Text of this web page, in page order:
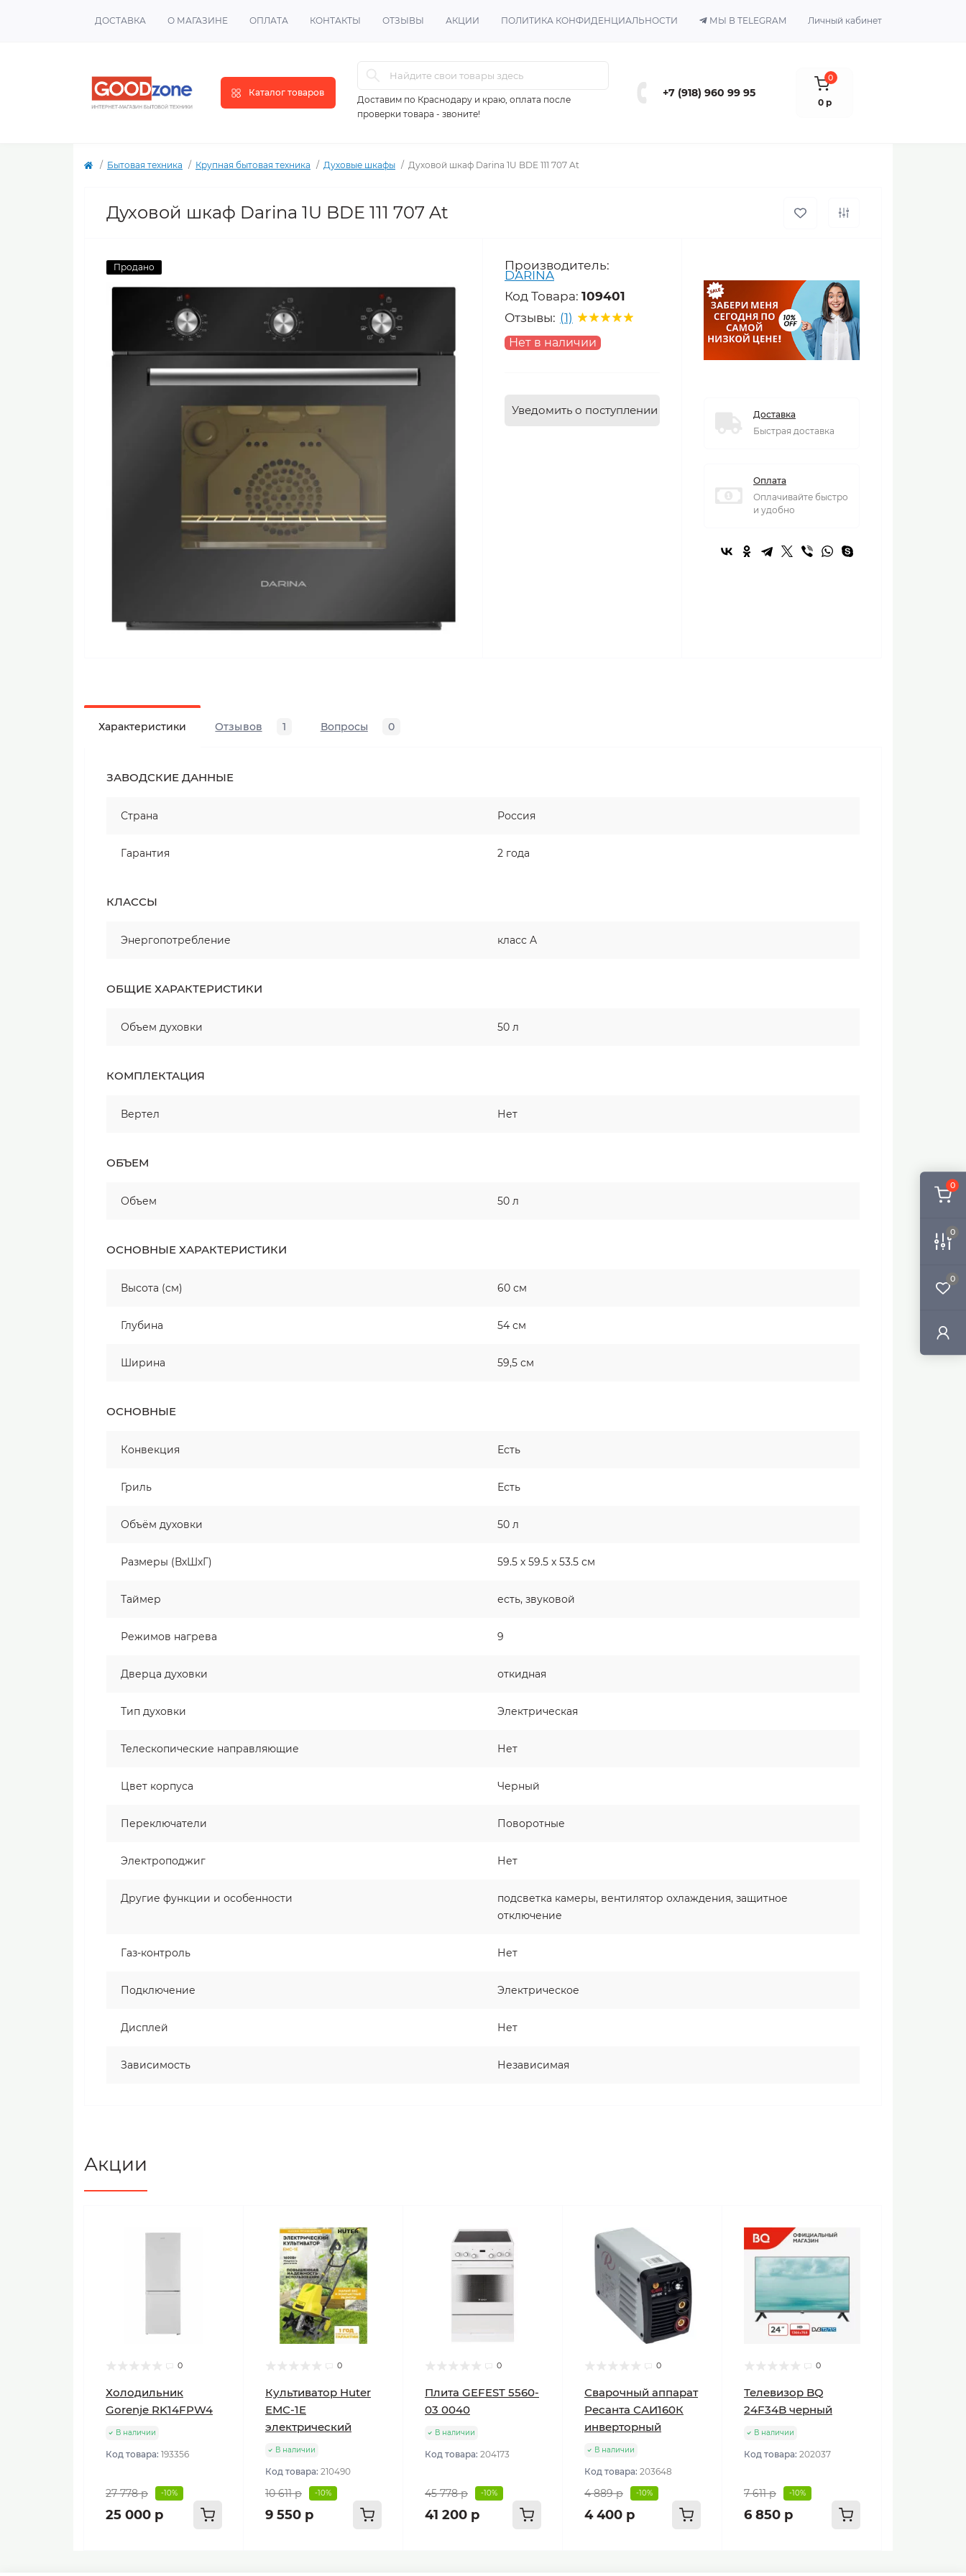
0
0
0
ДОСТАВКА О МАГАЗИНЕ ОПЛАТА КОНТАКТЫ ОТЗЫВЫ АКЦИИ ПОЛИТИКА КОНФИДЕНЦИАЛЬНОСТИ МЫ В TELEGRAM Личный кабинет
Каталог товаров
Доставим по Краснодару и краю, оплата после
проверки товара - звоните!
+7 (918) 960 99 95
0
0 р
Бытовая техника Крупная бытовая техника Духовые шкафы Духовой шкаф Darina 1U BDE 111 707 At
Духовой шкаф Darina 1U BDE 111 707 At
Продано Производитель:
DARINA
Код Товара: 109401
Отзывы: (1)
Нет в наличии
Уведомить о поступлении
Доставка
Быстрая доставка
Оплата
Оплачивайте быстро
и удобно
Характеристики Отзывов 1 Вопросы 0
ЗАВОДСКИЕ ДАННЫЕ
Страна Россия
Гарантия 2 года
КЛАССЫ
Энергопотребление класс A
ОБЩИЕ ХАРАКТЕРИСТИКИ
Объем духовки 50 л
КОМПЛЕКТАЦИЯ
Вертел Нет
ОБЪЕМ
Объем 50 л
ОСНОВНЫЕ ХАРАКТЕРИСТИКИ
Высота (см) 60 см
Глубина 54 см
Ширина 59,5 см
ОСНОВНЫЕ
Конвекция Есть
Гриль Есть
Объём духовки 50 л
Размеры (ВхШхГ) 59.5 х 59.5 x 53.5 см
Таймер есть, звуковой
Режимов нагрева 9
Дверца духовки откидная
Тип духовки Электрическая
Телескопические направляющие Нет
Цвет корпуса Черный
Переключатели Поворотные
Электроподжиг Нет
Другие функции и особенности
подсветка камеры, вентилятор охлаждения, защитное
отключение
Газ-контроль Нет
Подключение Электрическое
Дисплей Нет
Зависимость Независимая
Акции
0
Холодильник
Gorenje RK14FPW4
В наличии
Код товара: 193356
27 778 р -10%
25 000 р
0
Культиватор Huter
ЕМС-1E
электрический
В наличии
Код товара: 210490
10 611 р -10%
9 550 р
0
Плита GEFEST 5560-
03 0040
В наличии
Код товара: 204173
45 778 р -10%
41 200 р
0
Сварочный аппарат
Ресанта САИ160К
инверторный
В наличии
Код товара: 203648
4 889 р -10%
4 400 р
0
Телевизор BQ
24F34B черный
В наличии
Код товара: 202037
7 611 р -10%
6 850 р